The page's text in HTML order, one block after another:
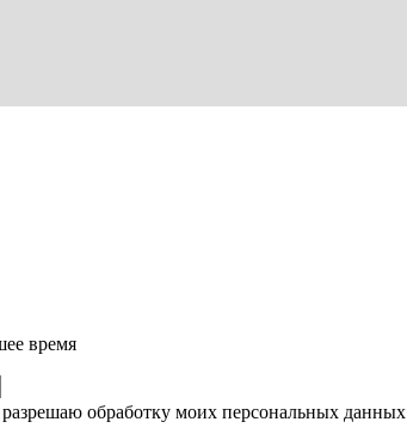
время
обработку моих персональных данных